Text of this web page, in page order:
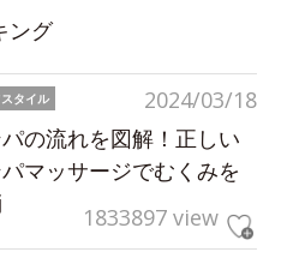
ング
2024/03/18
タイル
パの流れを図解！正しい
パマッサージでむくみを
1833897 view